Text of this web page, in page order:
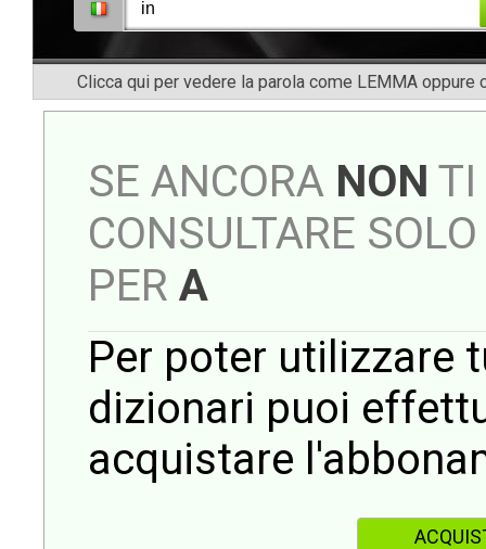
Clicca qui per vedere la parola come LEMMA oppure
SE ANCORA NON TI
CONSULTARE
PER A
Per poter utilizzare
dizionari puoi
acquistare